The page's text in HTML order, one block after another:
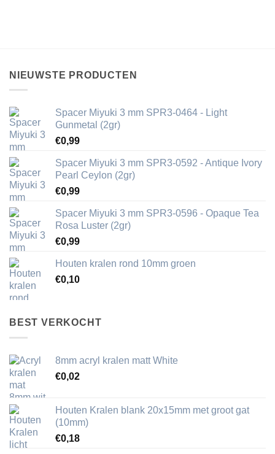
NIEUWSTE PRODUCTEN
Spacer Miyuki 3 mm SPR3-0464 - Light
Gunmetal (2gr)
€0,99
Spacer Miyuki 3 mm SPR3-0592 - Antique Ivory
Pearl Ceylon (2gr)
€0,99
Spacer Miyuki 3 mm SPR3-0596 - Opaque Tea
Rosa Luster (2gr)
€0,99
Houten kralen rond 10mm groen
€0,10
BEST VERKOCHT
8mm acryl kralen matt White
€0,02
Houten Kralen blank 20x15mm met groot gat
(10mm)
€0,18